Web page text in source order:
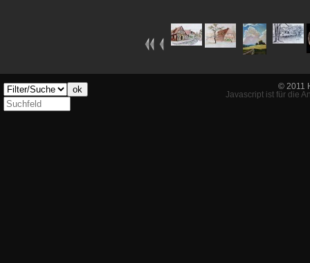
ok
© 2011
Javascript ist für die